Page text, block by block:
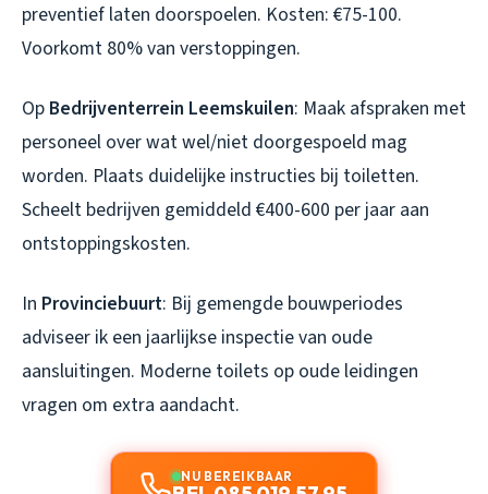
preventief laten doorspoelen. Kosten: €75-100.
Voorkomt 80% van verstoppingen.
Op Bedrijventerrein Leemskuilen: Maak afspraken met
personeel over wat wel/niet doorgespoeld mag
worden. Plaats duidelijke instructies bij toiletten.
Scheelt bedrijven gemiddeld €400-600 per jaar aan
ontstoppingskosten.
In Provinciebuurt: Bij gemengde bouwperiodes
adviseer ik een jaarlijkse inspectie van oude
aansluitingen. Moderne toilets op oude leidingen
vragen om extra aandacht.
NU BEREIKBAAR